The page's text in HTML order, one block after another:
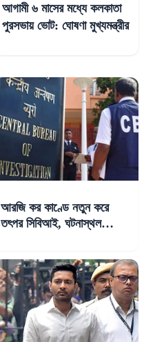
আগামী ৬ মাসের মধ্যে কলকাতা
পুরসভায় ভোট: ঘোষণা মুখ্যমন্ত্রীর
আরজি কর কাণ্ডে নতুন করে
তৎপর সিবিআই, ঘটনাস্থল